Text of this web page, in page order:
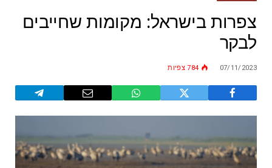
צפרות בישראל: מקומות שחייבים
לבקר
07/11/2023
784 צפיות